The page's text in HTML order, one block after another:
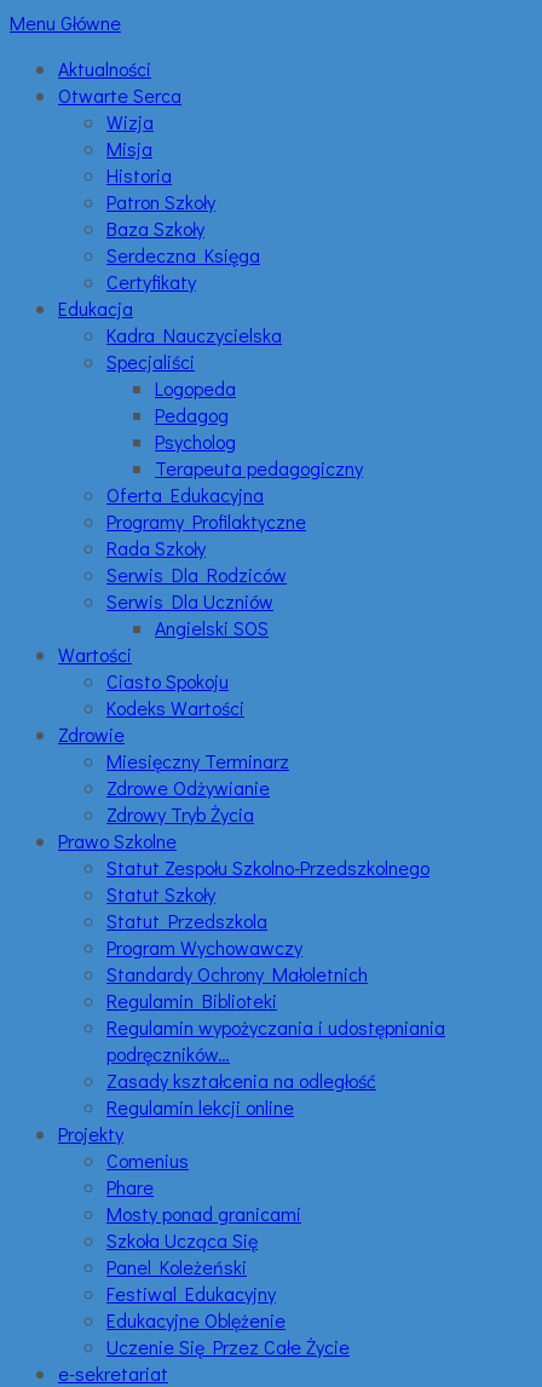
Menu Główne
Aktualności
Otwarte Serca
Wizja
Misja
Historia
Patron Szkoły
Baza Szkoły
Serdeczna Księga
Certyfikaty
Edukacja
Kadra Nauczycielska
Specjaliści
Logopeda
Pedagog
Psycholog
Terapeuta pedagogiczny
Oferta Edukacyjna
Programy Profilaktyczne
Rada Szkoły
Serwis Dla Rodziców
Serwis Dla Uczniów
Angielski SOS
Wartości
Ciasto Spokoju
Kodeks Wartości
Zdrowie
Miesięczny Terminarz
Zdrowe Odżywianie
Zdrowy Tryb Życia
Prawo Szkolne
Statut Zespołu Szkolno-Przedszkolnego
Statut Szkoły
Statut Przedszkola
Program Wychowawczy
Standardy Ochrony Małoletnich
Regulamin Biblioteki
Regulamin wypożyczania i udostępniania
podręczników…
Zasady kształcenia na odległość
Regulamin lekcji online
Projekty
Comenius
Phare
Mosty ponad granicami
Szkoła Ucząca Się
Panel Koleżeński
Festiwal Edukacyjny
Edukacyjne Oblężenie
Uczenie Się Przez Całe Życie
e-sekretariat